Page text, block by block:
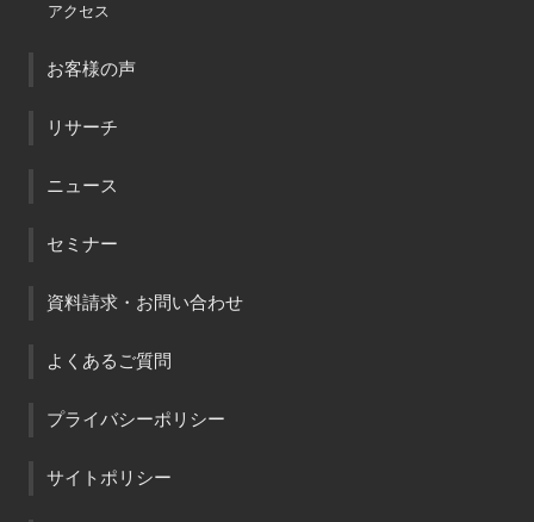
アクセス
お客様の声
リサーチ
ニュース
セミナー
資料請求・お問い合わせ
よくあるご質問
プライバシーポリシー
サイトポリシー